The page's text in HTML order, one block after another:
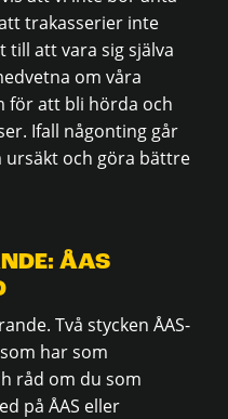
trakasserier inte
att vara sig själva
om våra
för att bli hörda och
Ifall någonting går
och göra bättre
ÅAS
Två stycken ÅAS-
har som
råd om du som
på ÅAS eller